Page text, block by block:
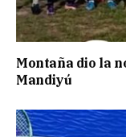
Montaña dio la
Mandiyú